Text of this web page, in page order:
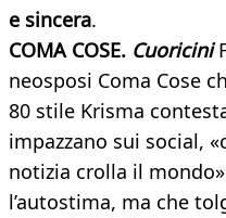
e sincera.
COMA COSE. Cuoricini
neosposi Coma Cose
80 stile Krisma
impazzano sui social,
notizia crolla il
l’autostima, ma che